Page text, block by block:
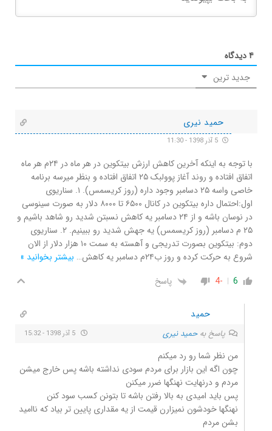
۴دیدگاه
جدید ترین
حمید نیری
با توجه به اینکه آخرین کاهش ارزش بیتکوین در هر ماه در ۲۴م هر ماه
اتفاق افتاده و روند آغاز پوولبک ۲۵ اتفاق افتاده و بنظر میرسه برنامه
خاصی واسه ۲۵ دسامبر وجود داره (روز کریسمس). ۱. سناریوی
اول:احتمال داره بیتکوین در کانال ۶۵۰۰ تا ۸۰۰۰ دلار به صورت سینوسی
در نوسان باشه و از ۲۴ دسامبر یه کاهش نسبتن شدید رو شاهد باشیم و
۲۵ م دسامبر (روز کریسمس) یه جهش شدید رو ببینیم. ۲. سناریوی
دوم: بیتکوین بصورت تدریجی و آهسته به سمت ۱۰ هزار دلار از الان
شروع به حرکت کرده و روز ب۲۴م دسامبر یه کاهش
… بیشتر بخوانید »
6
-4 پاسخ
حمید
پاسخ بهحمید نیری
من نظر شما رو رد میکنم
چون اگه این بازار برای مردم سودی نداشته باشه پس خارج میشن
مردم و درنهایت نهنگها ضرر میکنن
پس باید امیدی به بالا رفتن باشه تا بتونن کسب سود کنن
نهنگها خودشون نمیزارن قیمت از یه مقداری پایین تر بیاد که ناامید
بشن مردم